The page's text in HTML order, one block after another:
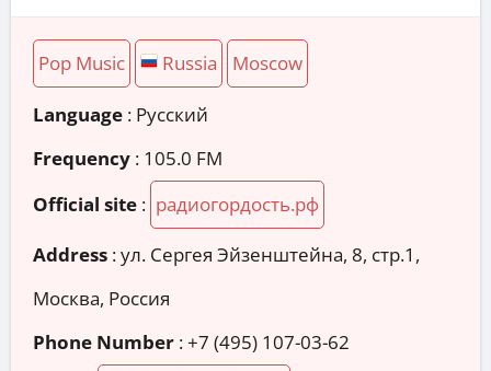
Pop Music Russia Moscow
Language : Русский
Frequency : 105.0 FM
Official site : радиогордость.рф
Address :ул. Сергея Эйзенштейна, 8, стр.1,
Москва, Россия
Phone Number :+7 (495) 107-03-62